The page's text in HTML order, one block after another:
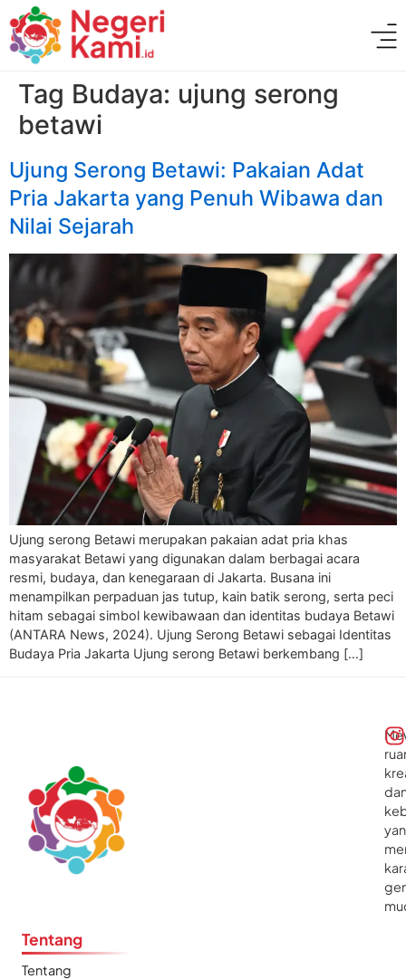
Tag Budaya: ujung serong
betawi
Ujung Serong Betawi: Pakaian Adat
Pria Jakarta yang Penuh Wibawa dan
Nilai Sejarah
Ujung serong Betawi merupakan pakaian adat pria khas
masyarakat Betawi yang digunakan dalam berbagai acara
resmi, budaya, dan kenegaraan di Jakarta. Busana ini
menampilkan perpaduan jas tutup, kain batik serong, serta peci
hitam sebagai simbol kewibawaan dan identitas budaya Betawi
(ANTARA News, 2024). Ujung Serong Betawi sebagai Identitas
Budaya Pria Jakarta Ujung serong Betawi berkembang […]
Tentang
Tentang